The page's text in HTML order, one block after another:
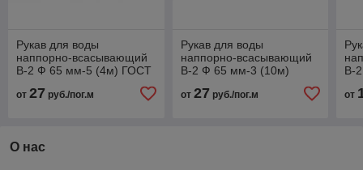
Рукав для воды
наппорно-всасывающий
В-2 Ф 65 мм-5 (4м) ГОСТ
от 27 руб./пог.м
Рукав для воды
наппорно-всасывающий
В-2 Ф 65 мм-3 (10м)
от 27 руб./пог.м
В-
от
О нас